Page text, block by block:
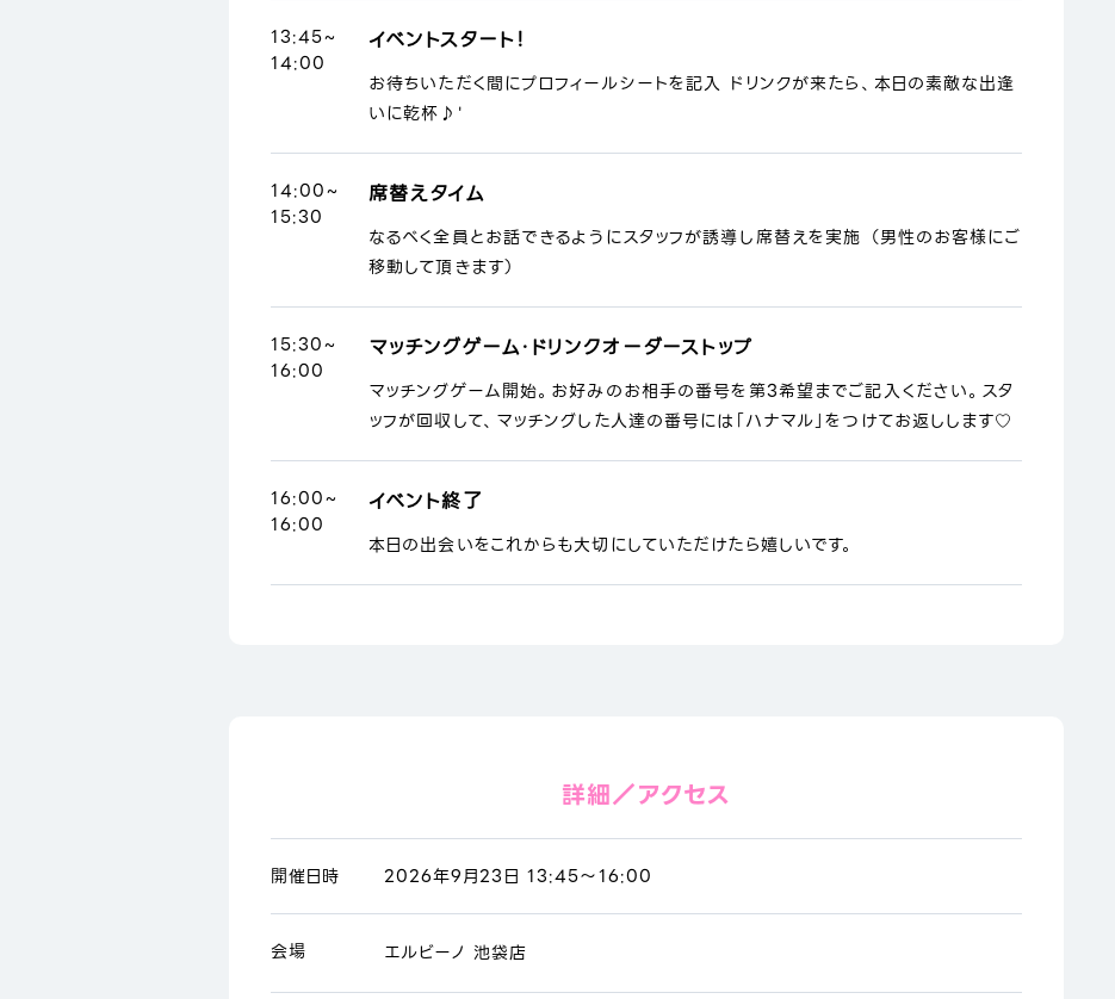
13:45~
14:00
イベントスタート！
お待ちいただく間にプロフィールシートを記入 ドリンクが来たら、本日の素敵な出逢
いに乾杯♪'
14:00~
15:30
席替えタイム
なるべく全員とお話できるようにスタッフが誘導し席替えを実施 （男性のお客様にご
移動して頂きます）
15:30~
16:00
マッチングゲーム・ドリンクオーダーストップ
マッチングゲーム開始。お好みのお相手の番号を第3希望までご記入ください。スタ
ッフが回収して、マッチングした人達の番号には「ハナマル」をつけてお返しします♡
16:00~
16:00
イベント終了
本日の出会いをこれからも大切にしていただけたら嬉しいです。
詳細／アクセス
開催日時 2026年9月23日 13:45～16:00
会場 エルビーノ 池袋店